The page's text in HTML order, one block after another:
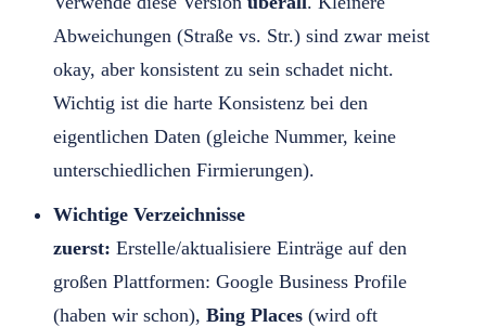
Abweichungen (Straße vs. Str.) sind zwar meist
okay, aber konsistent zu sein schadet nicht.
Wichtig ist die harte Konsistenz bei den
eigentlichen Daten (gleiche Nummer, keine
unterschiedlichen Firmierungen).
Wichtige Verzeichnisse
zuerst: Erstelle/aktualisiere Einträge auf den
großen Plattformen: Google Business Profile
(haben wir schon), Bing Places (wird oft